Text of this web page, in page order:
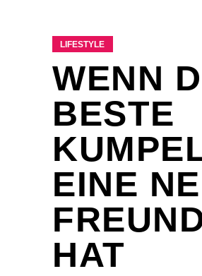
LIFESTYLE
WENN
BESTE
EINE
HAT